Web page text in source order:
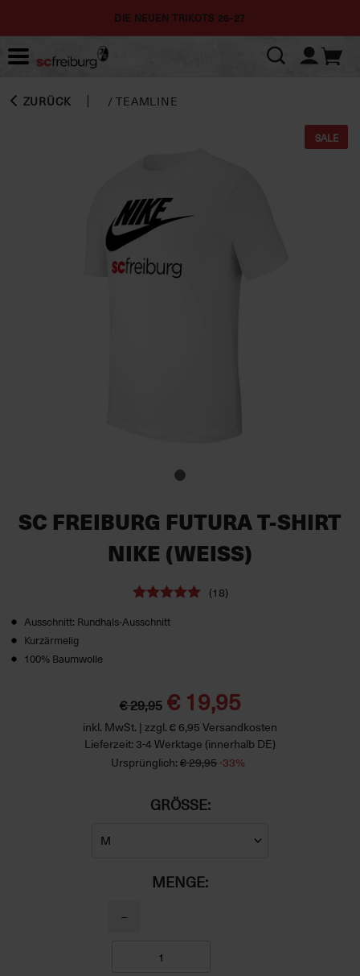
DIE NEUEN TRIKOTS 26-27
ZURÜCK /TEAMLINE
SALE
SC FREIBURG FUTURA T-SHIRT
NIKE (WEISS)
(18)
Ausschnitt: Rundhals-Ausschnitt
Kurzärmelig
100% Baumwolle
€ 29,95 € 19,95
inkl. MwSt. | zzgl. € 6,95 Versandkosten
Lieferzeit: 3-4 Werktage (innerhalb DE)
Ursprünglich: € 29,95-33%
GRÖSSE:
MENGE:
−